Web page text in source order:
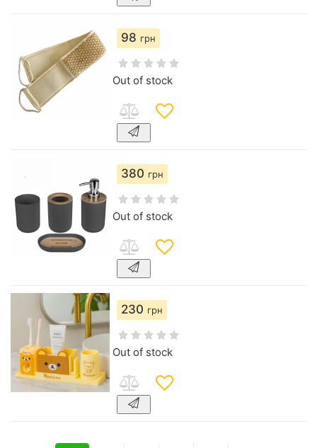
98 грн
Out of stock
380 грн
Out of stock
230 грн
Out of stock